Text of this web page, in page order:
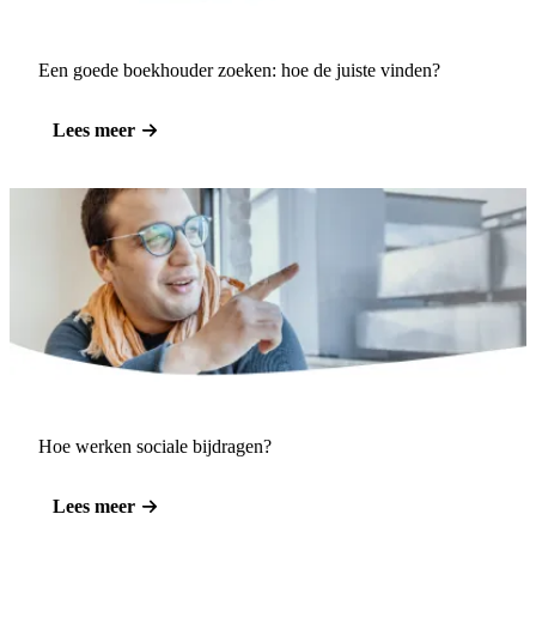
Een goede boekhouder zoeken: hoe de juiste vinden?
Lees meer
Hoe werken sociale bijdragen?
Lees meer